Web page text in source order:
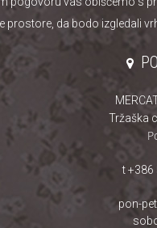
prostore, da bodo izgledali
Tržaška
t +386
pon-